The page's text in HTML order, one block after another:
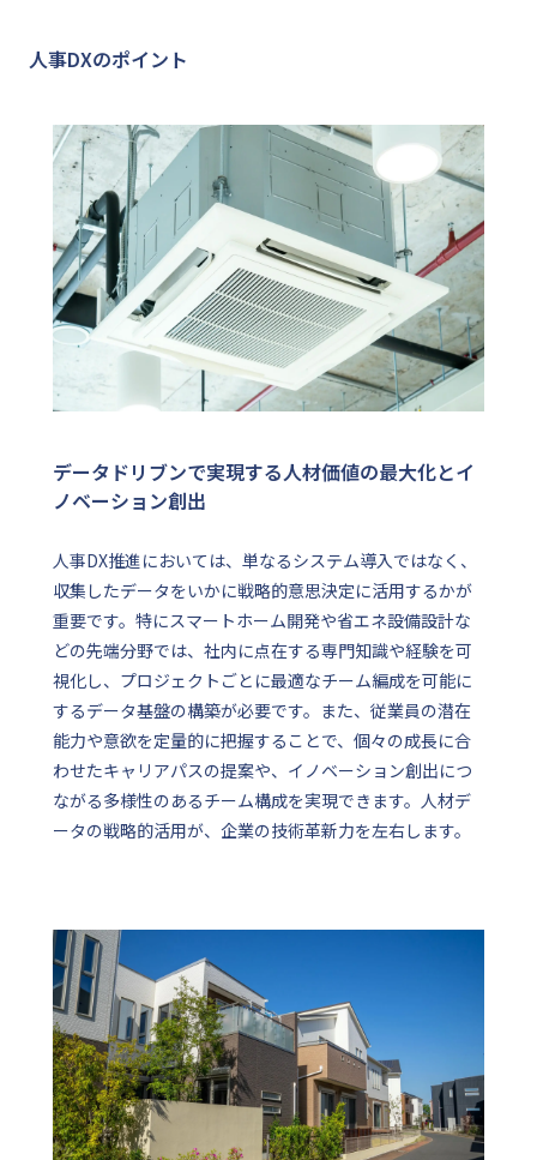
人事DXのポイント
データドリブンで実現する人材価値の最大化とイ
ノベーション創出
人事DX推進においては、単なるシステム導入ではなく、
収集したデータをいかに戦略的意思決定に活用するかが
重要です。特にスマートホーム開発や省エネ設備設計な
どの先端分野では、社内に点在する専門知識や経験を可
視化し、プロジェクトごとに最適なチーム編成を可能に
するデータ基盤の構築が必要です。また、従業員の潜在
能力や意欲を定量的に把握することで、個々の成長に合
わせたキャリアパスの提案や、イノベーション創出につ
ながる多様性のあるチーム構成を実現できます。人材デ
ータの戦略的活用が、企業の技術革新力を左右します。